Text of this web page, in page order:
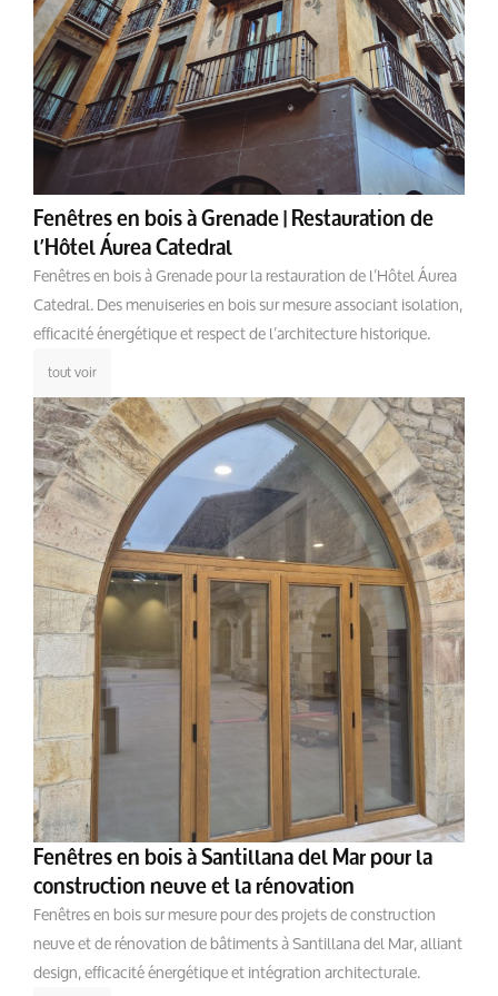
Fenêtres en bois à Grenade | Restauration de
l’Hôtel Áurea Catedral
Fenêtres en bois à Grenade pour la restauration de l’Hôtel Áurea
Catedral. Des menuiseries en bois sur mesure associant isolation,
efficacité énergétique et respect de l’architecture historique.
tout voir
Fenêtres en bois à Santillana del Mar pour la
construction neuve et la rénovation
Fenêtres en bois sur mesure pour des projets de construction
neuve et de rénovation de bâtiments à Santillana del Mar, alliant
design, efficacité énergétique et intégration architecturale.